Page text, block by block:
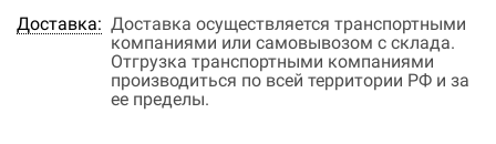
Доставка: Доставка осуществляется транспортными
компаниями или самовывозом с склада.
Отгрузка транспортными компаниями
производиться по всей территории РФ и за
ее пределы.